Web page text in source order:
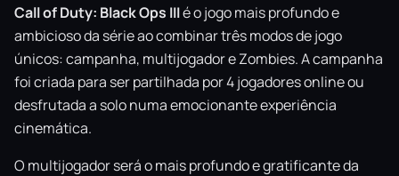
Call of Duty: Black Ops IIIé o jogo mais profundo e
ambicioso da série ao combinar três modos de jogo
únicos: campanha, multijogador e Zombies. A campanha
foi criada para ser partilhada por 4 jogadores online ou
desfrutada a solo numa emocionante experiência
cinemática.
O multijogador será o mais profundo e gratificante da